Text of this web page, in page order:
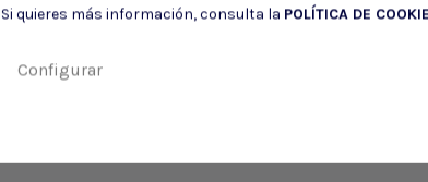
Si quieres más información, consulta la POLÍTICA DE
Configurar